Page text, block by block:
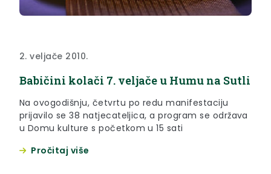
2. veljače 2010.
Babičini kolači 7. veljače u Humu na Sutli
Na ovogodišnju, četvrtu po redu manifestaciju
prijavilo se 38 natjecateljica, a program se održava
u Domu kulture s početkom u 15 sati
Pročitaj više